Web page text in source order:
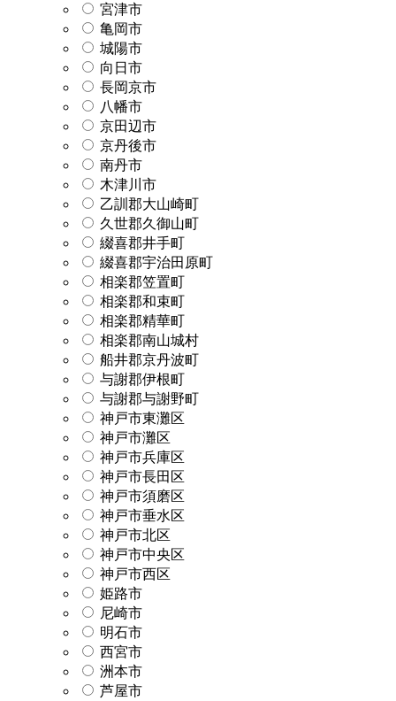
宮津市
亀岡市
城陽市
向日市
長岡京市
八幡市
京田辺市
京丹後市
南丹市
木津川市
乙訓郡大山崎町
久世郡久御山町
綴喜郡井手町
綴喜郡宇治田原町
相楽郡笠置町
相楽郡和束町
相楽郡精華町
相楽郡南山城村
船井郡京丹波町
与謝郡伊根町
与謝郡与謝野町
神戸市東灘区
神戸市灘区
神戸市兵庫区
神戸市長田区
神戸市須磨区
神戸市垂水区
神戸市北区
神戸市中央区
神戸市西区
姫路市
尼崎市
明石市
西宮市
洲本市
芦屋市